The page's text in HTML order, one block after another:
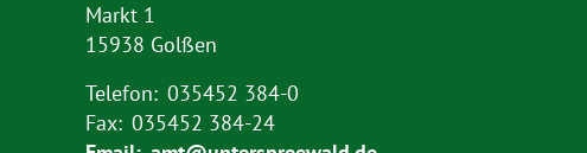
Markt 1
15938 Golßen
Telefon: 035452 384-0
Fax: 035452 384-24